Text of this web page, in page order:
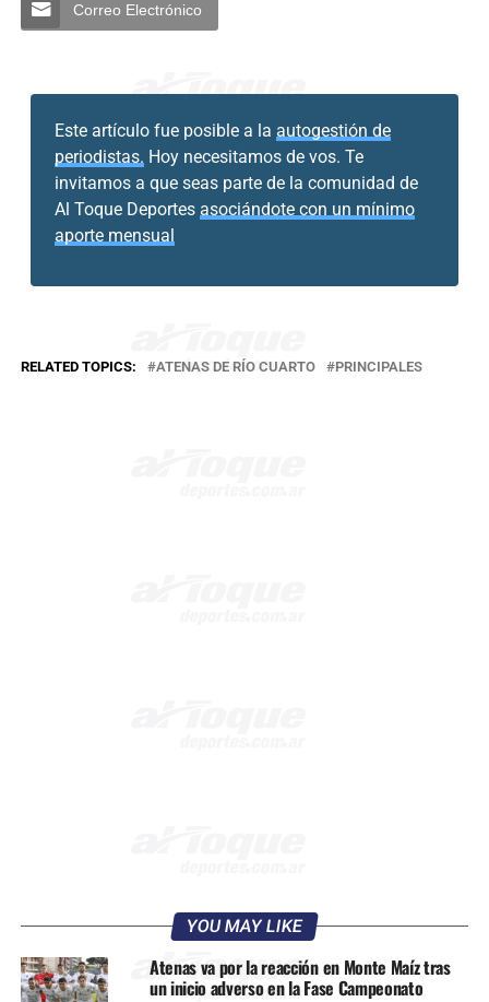
Correo Electrónico
Este artículo fue posible a la autogestión de
periodistas. Hoy necesitamos de vos. Te
invitamos a que seas parte de la comunidad de
Al Toque Deportes asociándote con un mínimo
aporte mensual
RELATED TOPICS: ATENAS DE RÍO CUARTO PRINCIPALES
YOU MAY LIKE
Atenas va por la reacción en Monte Maíz tras
un inicio adverso en la Fase Campeonato